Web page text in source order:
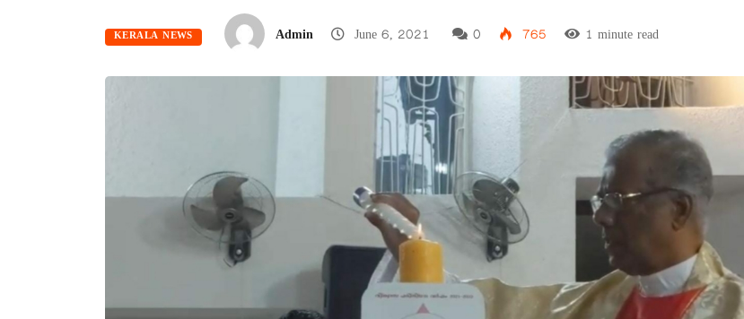
KERALA NEWS Admin June 6, 2021 0 765 1 minute read